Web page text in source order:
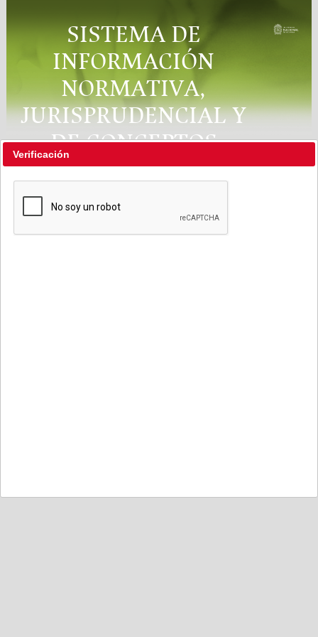
SISTEMA DE
INFORMACIÓN
NORMATIVA,
JURISPRUDENCIAL Y
DE CONCEPTOS
"RÉGIMEN LEGAL"
Verificación